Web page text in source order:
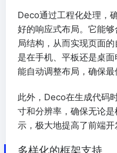
Deco通过工程化处理，
好的响应式布局。它能
局结构，从而实现页面
是在手机、平板还是桌
能自动调整布局，确保最
此外，Deco在生成代码
寸和分辨率，确保无论
示，极大地提高了前端开
多样化的框架支持